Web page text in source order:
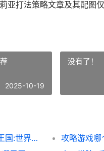
亚打法策略文章及其配图
2025-10-19
没有了！
洛克王国：世界茉莉亚打法策略 洛克王国:世界测试资格
攻略游戏